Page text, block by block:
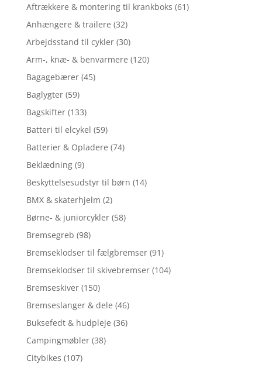
Aftrækkere & montering til krankboks (61)
Anhængere & trailere (32)
Arbejdsstand til cykler (30)
Arm-, knæ- & benvarmere (120)
Bagagebærer (45)
Baglygter (59)
Bagskifter (133)
Batteri til elcykel (59)
Batterier & Opladere (74)
Beklædning (9)
Beskyttelsesudstyr til børn (14)
BMX & skaterhjelm (2)
Børne- & juniorcykler (58)
Bremsegreb (98)
Bremseklodser til fælgbremser (91)
Bremseklodser til skivebremser (104)
Bremseskiver (150)
Bremseslanger & dele (46)
Buksefedt & hudpleje (36)
Campingmøbler (38)
Citybikes (107)